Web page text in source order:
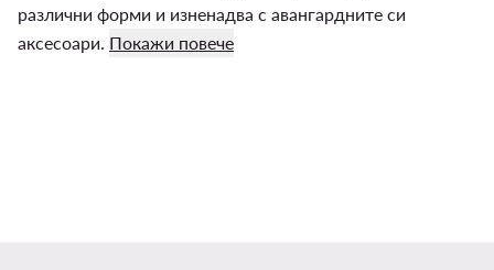
различни форми и изненадва с авангардните си
аксесоари. Покажи повече